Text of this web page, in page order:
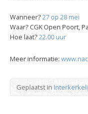
Wanneer?27 op 28 mei
Waar? CGK Open Poort,
Hoe laat?22.00 uur
Meer informatie:
Geplaatst in